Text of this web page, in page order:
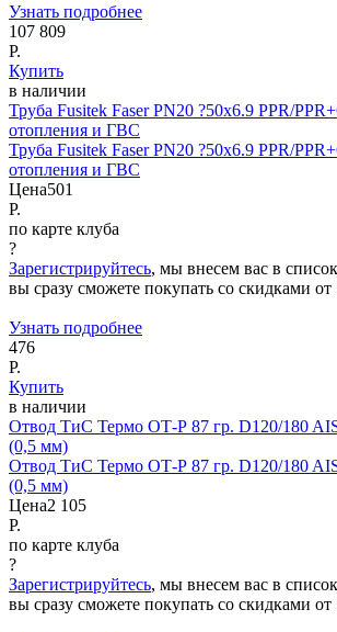
Узнать подробнее
107 809
Р.
Купить
в наличии
Труба Fusitek Faser PN20 ?50x6.9 PPR/
отопления и ГВС
Труба Fusitek Faser PN20 ?50x6.9 PPR/
отопления и ГВС
Цена501
Р.
по карте клуба
?
Зарегистрируйтесь, мы внесем вас в
вы сразу сможете покупать со скидками от
Узнать подробнее
476
Р.
Купить
в наличии
Отвод ТиС Термо ОТ-Р 87 гр. D120/180
(0,5 мм)
Отвод ТиС Термо ОТ-Р 87 гр. D120/180
(0,5 мм)
Цена2 105
Р.
по карте клуба
?
Зарегистрируйтесь, мы внесем вас в
вы сразу сможете покупать со скидками от